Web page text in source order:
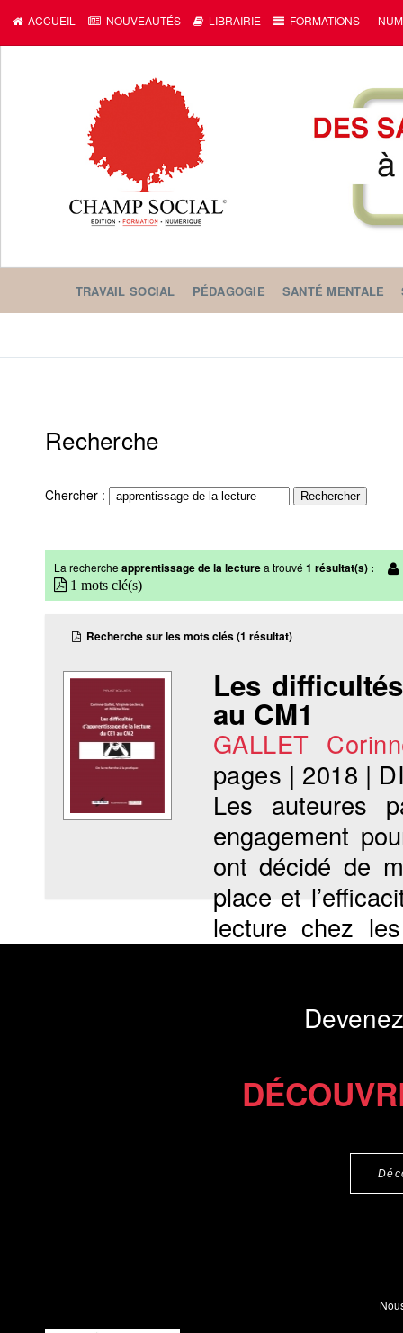
ACCUEIL NOUVEAUTÉS LIBRAIRIE FORMATIONS
TRAVAIL SOCIAL PÉDAGOGIE SANTÉ MENTALE
Recherche
Chercher :
La rechercheapprentissage de la lecturea trouvé1 résultat(s) :
1 mots clé(s)
Recherche sur les mots clés (1 résultat)
Les
au CM1
GALLET
pages | 2018 |
Les auteures
engagement
ont décidé de
place et
lecture chez